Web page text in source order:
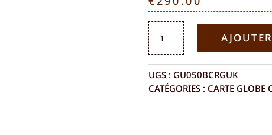
QUANTITÉ
DE
GLOBE
DU
NORD
UGS : GU050BCRGUK
CATÉGORIES : CARTE GLOBE